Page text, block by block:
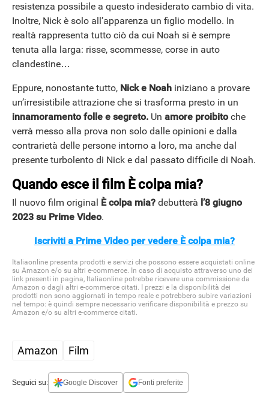
resistenza possibile a questo indesiderato cambio di vita.
Inoltre, Nick è solo all’apparenza un figlio modello. In
realtà rappresenta tutto ciò da cui Noah si è sempre
tenuta alla larga: risse, scommesse, corse in auto
clandestine…
Eppure, nonostante tutto, Nick e Noah iniziano a provare
un’irresistibile attrazione che si trasforma presto in un
innamoramento folle e segreto. Un amore proibitoche
verrà messo alla prova non solo dalle opinioni e dalla
contrarietà delle persone intorno a loro, ma anche dal
presente turbolento di Nick e dal passato difficile di Noah.
Quando esce il film È colpa mia?
Il nuovo film original È colpa mia? debutterà l’8 giugno
2023 su Prime Video.
Iscriviti a Prime Video per vedere È colpa mia?
Italiaonline presenta prodotti e servizi che possono essere acquistati online
su Amazon e/o su altri e-commerce. In caso di acquisto attraverso uno dei
link presenti in pagina, Italiaonline potrebbe ricevere una commissione da
Amazon o dagli altri e-commerce citati. I prezzi e la disponibilità dei
prodotti non sono aggiornati in tempo reale e potrebbero subire variazioni
nel tempo: è quindi sempre necessario verificare disponibilità e prezzo su
Amazon e/o su altri e-commerce citati.
Amazon Film
Seguici su: Google Discover Fonti preferite